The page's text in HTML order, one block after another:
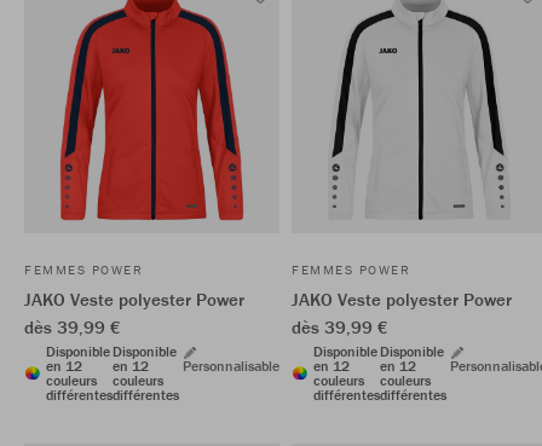
FEMMES POWER
JAKO Veste polyester Power
dès 39,99 €
Disponible
en 12
couleurs
différentes
Disponible
en 12
couleurs
différentes
Personnalisable
FEMMES POWER
JAKO Veste polyester Power
dès 39,99 €
Disponible
en 12
couleurs
différentes
Disponible
en 12
couleurs
différentes